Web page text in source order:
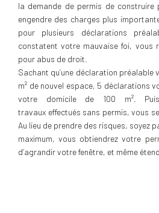
la demande de permis de
engendre des charges plus
pour plusieurs déclarations
constatent votre mauvaise foi, vous
pour abus de droit.
Sachant qu’une déclaration préalable
m² de nouvel espace, 5 déclarations
votre domicile de 100 m².
travaux effectués sans permis, vous
Au lieu de prendre des risques, soyez
maximum, vous obtiendrez votre
d’agrandir votre fenêtre, et même